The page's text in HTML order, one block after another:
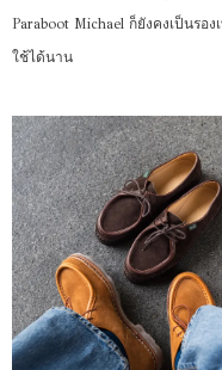
Paraboot Michael ก็ยังคงเป็นรอ
ใช้ได้นาน